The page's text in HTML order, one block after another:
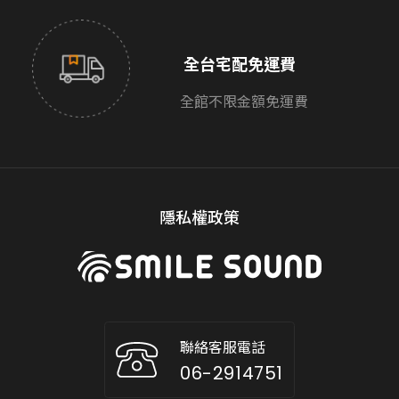
全台宅配免運費
全館不限金額免運費
隱私權政策
聯絡客服電話
06-2914751